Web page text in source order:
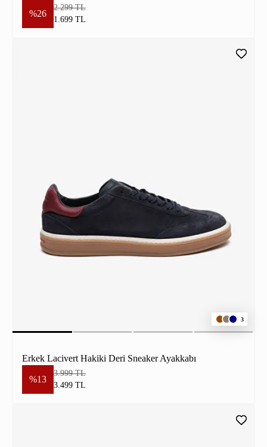
%26
2.299 TL
1.699 TL
3
Erkek Lacivert Hakiki Deri Sneaker Ayakkabı
%13
3.999 TL
3.499 TL